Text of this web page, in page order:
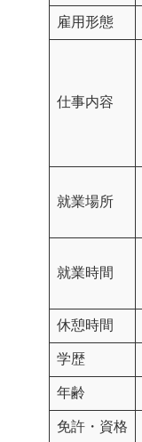
雇用形態
仕事内容
就業場所
就業時間
休憩時間
学歴
年齢
免許・資格